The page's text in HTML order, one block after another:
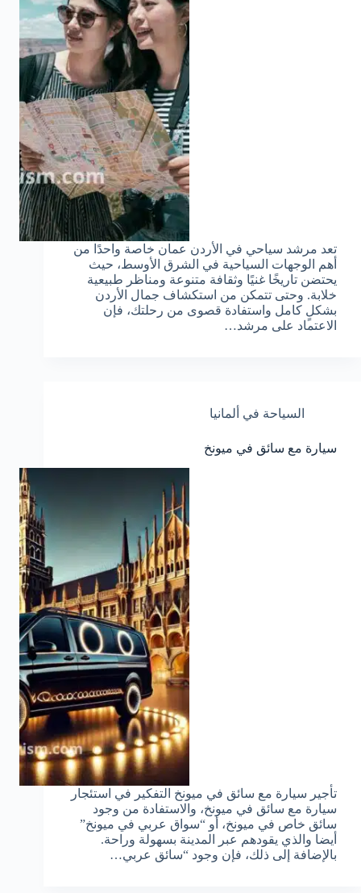
تعد مرشد سياحي في الأردن عمان خاصة واحدًا من
أهم الوجهات السياحية في الشرق الأوسط، حيث
يحتضن تاريخًا غنيًا وثقافة متنوعة ومناظر طبيعية
خلابة. وحتى تتمكن من استكشاف جمال الأردن
بشكلٍ كامل واستفادة قصوى من رحلتك، فإن
الاعتماد على مرشد…
السياحة في ألمانيا
سيارة مع سائق في ميونخ
تأجير سيارة مع سائق في ميونخ التفكير في استئجار
سيارة مع سائق في ميونخ، والاستفادة من وجود
سائق خاص في ميونخ، أو “سواق عربي في ميونخ”
أيضا والذي يقودهم عبر المدينة بسهولة وراحة.
بالإضافة إلى ذلك، فإن وجود “سائق عربي…